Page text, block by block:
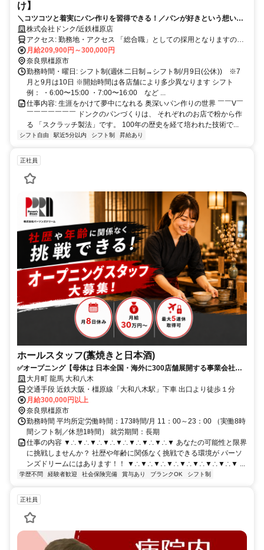
け】
＼コツコツと着実にパン作りを習得できる！／パンが好きという想いを
仕事に。
株式会社ドンク/近鉄橿原店
アクセス: 勤務地・アクセス 「総合職」としての採用となりますの
で、 将来的にはキャリア形成のための職種変更や、 転居を伴う異動
の可能性もございます。 ●初期配属について 最初の配属店舗について
は、 入社前に希望勤務地をお伺いの上、可能な限り考慮いたします
が、 ご希望や各店の欠員状況を総合的に勘案し、最終決定させてい
ただきます。 ●店舗異動について 一般社員の間は2～3年に一度の間
隔で、 近隣への店舗異動の可能性がございます。 ただし、その際は
ご本人のご事情・希望を確認しながら、 最終的に異動先の決定をさ
せていただいています。 ●勤務先へのアクセス 各店舗最寄駅から徒歩
圏内の立地がほとんどです。 ※一部郊外の店舗もあります。 ※詳し
月給209,900円～300,000円
奈良県橿原市
勤務時間・曜日: シフト制(週休二日制→シフト制/月9日(公休)) ※7
月と9月は10日 ※開始時間は各店舗により多少異なります シフト
例： ・6:00〜15:00 ・7:00〜16:00 など ...
仕事内容: 生涯をかけて夢中になれる 奥深いパン作りの世界 ￣￣V￣
￣￣￣￣￣￣￣ ドンクのパンづくりは、 それぞれのお店で粉から作
る 「スクラッチ製法」です。 100年の歴史を経て培われた技術で...
シフト自由 駅近5分以内 シフト制 昇給あり
正社員
ホールスタッフ(藁焼きと日本酒)
✅️オープニング【母体は 日本全国・海外に300店舗展開する事業会社】
✅️あなたの可能性と限界に挑戦しませんか？
大月町 龍馬 大和八木
交通手段 近鉄大阪・橿原線「大和八木駅」下車 出口より徒歩１分
月給300,000円以上
奈良県橿原市
勤務時間 平均所定労働時間：173時間/月 11：00～23：00 （実働8時
間シフト制／休憩1時間） 就労期間：長期
仕事の内容 ▼∴▼∴▼∴▼∴▼∴▼∴▼∴▼∴▼ あなたの可能性と限界
に挑戦しませんか？ 社歴や年齢に関係なく挑戦できる環境が パーソ
ンズドリームにはあります！！ ▼∴▼∴▼∴▼∴▼∴▼∴▼∴▼∴▼ ...
学歴不問 経験者歓迎 社会保険完備 賞与あり ブランクOK シフト制
正社員